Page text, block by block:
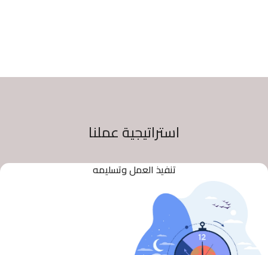
استراتيجية عملنا
تنفيذ العمل وتسليمه